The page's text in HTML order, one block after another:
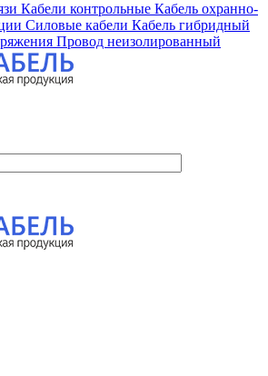
Кабели контрольные Кабель охранно-
Силовые кабели Кабель гибридный
Провод неизолированный